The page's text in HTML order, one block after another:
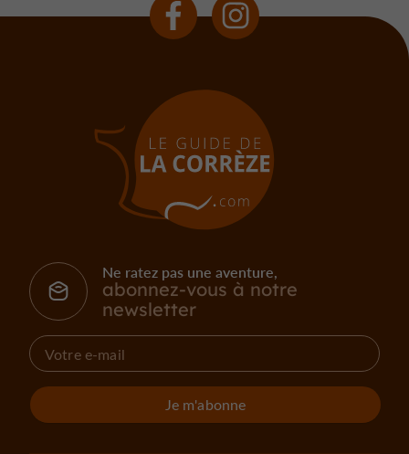
Ne ratez pas une aventure,
abonnez-vous à notre
newsletter
Je m'abonne